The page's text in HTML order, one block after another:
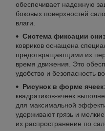
обеспечивает надежную
боковых поверхностей
влаги.
Система фиксации
ковриков оснащена
предотвращающими их
время движения. Это
удобство и безопасность
Рисунок в форме ячеек
квадратиков-ячеек
для максимальной
удерживают грязь и
их распространение по